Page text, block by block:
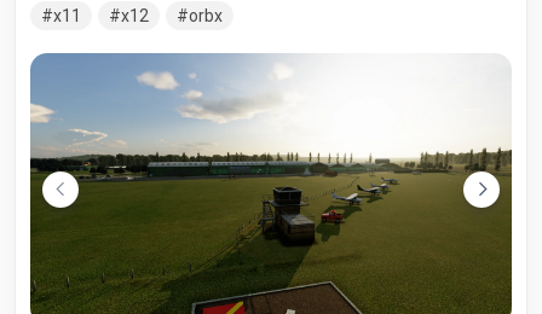
мотоциклов, сельскохозяйственных машин и
x11
x12 orbx